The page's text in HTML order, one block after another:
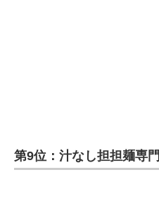
製造業のIT導入・活用を支援
第9位：汁なし担担麺専